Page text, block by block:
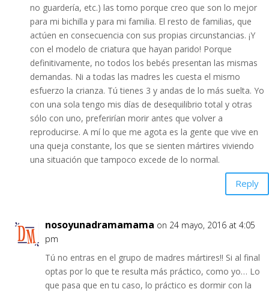
no guardería, etc.) las tomo porque creo que son lo mejor
para mi bichilla y para mi familia. El resto de familias, que
actúen en consecuencia con sus propias circunstancias. ¡Y
con el modelo de criatura que hayan parido! Porque
definitivamente, no todos los bebés presentan las mismas
demandas. Ni a todas las madres les cuesta el mismo
esfuerzo la crianza. Tú tienes 3 y andas de lo más suelta. Yo
con una sola tengo mis días de desequilibrio total y otras
sólo con uno, preferirían morir antes que volver a
reproducirse. A mí lo que me agota es la gente que vive en
una queja constante, los que se sienten mártires viviendo
una situación que tampoco excede de lo normal.
Reply
nosoyunadramamama on 24 mayo, 2016 at 4:05
pm
Tú no entras en el grupo de madres mártires!! Si al final
optas por lo que te resulta más práctico, como yo… Lo
que pasa que en tu caso, lo práctico es dormir con la